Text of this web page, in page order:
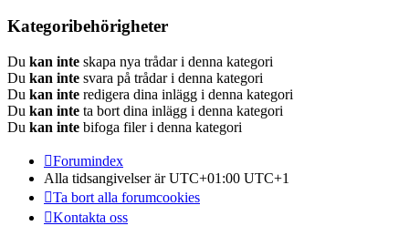
Kategoribehörigheter
Du kan inte skapa nya trådar i denna kategori
Du kan inte svara på trådar i denna kategori
Du kan inte redigera dina inlägg i denna kategori
Du kan inte ta bort dina inlägg i denna kategori
Du kan inte bifoga filer i denna kategori
Forumindex
Alla tidsangivelser är UTC+01:00 UTC+1
Ta bort alla forumcookies
Kontakta oss